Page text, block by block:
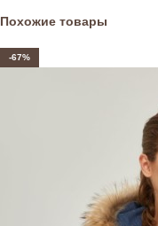
Похожие товары
-67%